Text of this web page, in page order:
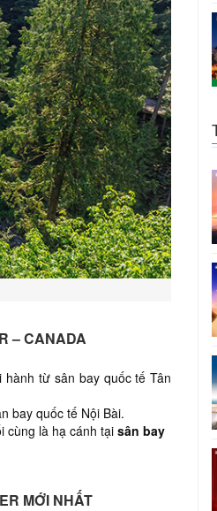
– CANADA
hành từ sân bay quốc tế Tân
bay quốc tế Nội Bài.
cùng là hạ cánh tại sân bay
MỚI NHẤT